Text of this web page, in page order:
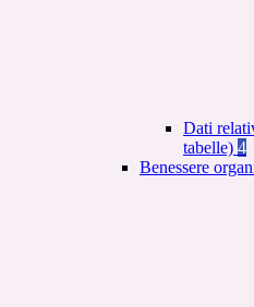
Dati
tabelle) 4
Benessere